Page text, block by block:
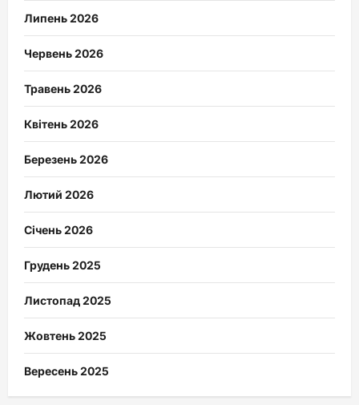
Липень 2026
Червень 2026
Травень 2026
Квітень 2026
Березень 2026
Лютий 2026
Січень 2026
Грудень 2025
Листопад 2025
Жовтень 2025
Вересень 2025